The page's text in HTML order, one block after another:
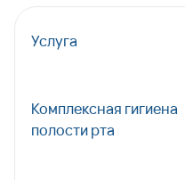
Услуга
Комплексная гигиена
полости рта